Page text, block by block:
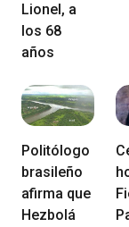
Lionel, a
los 68
años
Politólogo
brasileño
afirma que
Hezbolá